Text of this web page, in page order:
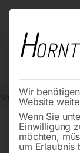
Start
Wir
Website
Wenn Sie
Einwilligung
möchten,
um Erlaubnis